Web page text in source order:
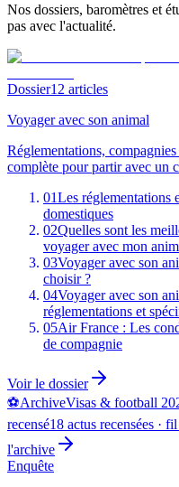
Nos dossiers, baromètres et
pas avec l'actualité.
Dossier12 articles
Voyager avec son animal
Réglementations,
complète pour partir avec un
01Les réglementations
domestiques
02Quelles sont les
voyager avec mon
03Voyager avec son
choisir ?
04Voyager avec son
réglementations et
05Air France : Les
de compagnie
Voir le dossier
⚽ArchiveVisas & football
recensé18 actus recensées ·
l'archive
Enquête